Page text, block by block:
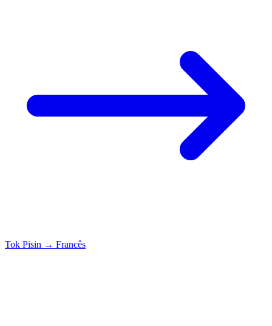
Tok Pisin → Francês